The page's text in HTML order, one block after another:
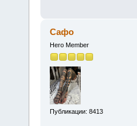
Сафо
Hero Member
Публикации: 8413